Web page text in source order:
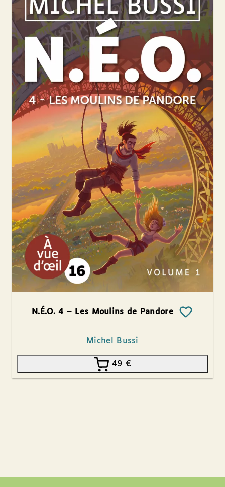
N.É.O. 4 – Les Moulins de Pandore
Michel Bussi
49 €